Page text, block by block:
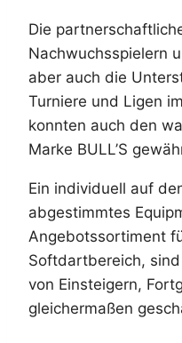
Die
Nachwuchsspielern
aber auch die
Turniere und Ligen
konnten auch den
Marke BULL’S
Ein individuell auf
abgestimmtes
Angebotssortiment
Softdartbereich,
von Einsteigern,
gleichermaßen